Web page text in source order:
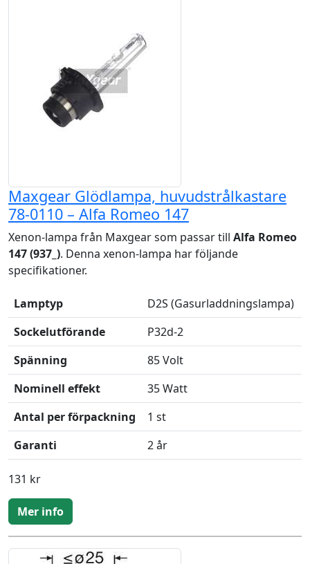
Maxgear Glödlampa, huvudstrålkastare
78-0110 – Alfa Romeo 147
Xenon-lampa från Maxgear som passar till Alfa Romeo
147 (937_). Denna xenon-lampa har följande
specifikationer.
Lamptyp
D2S (Gasurladdningslampa)
Sockelutförande
P32d-2
Spänning
85 Volt
Nominell effekt
35 Watt
Antal per förpackning
1 st
Garanti
2 år
131 kr
Mer info